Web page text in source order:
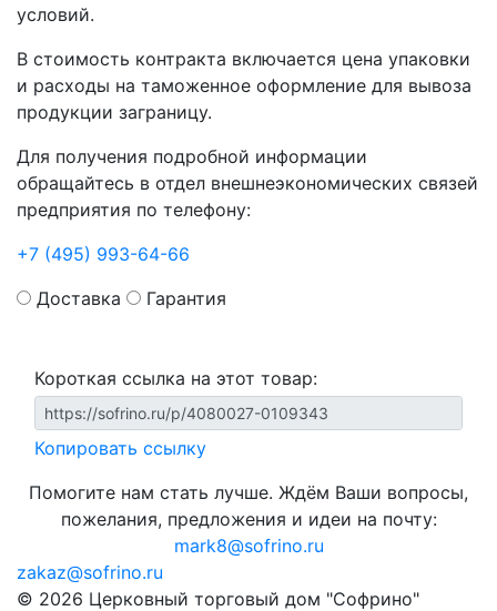
условий.
В стоимость контракта включается цена упаковки
и расходы на таможенное оформление для вывоза
продукции заграницу.
Для получения подробной информации
обращайтесь в отдел внешнеэкономических связей
предприятия по телефону:
+7 (495) 993-64-66
Доставка
Гарантия
Короткая ссылка на этот товар:
Копировать ссылку
Помогите нам стать лучше. Ждём Ваши вопросы,
пожелания, предложения и идеи на почту:
mark8@sofrino.ru
zakaz@sofrino.ru
© 2026 Церковный торговый дом "Софрино"